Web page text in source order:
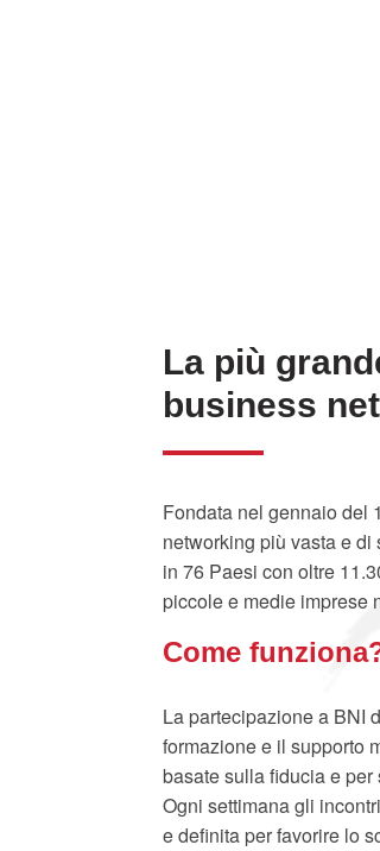
La più
business
Fondata nel gennaio del
networking più vasta e
in 76 Paesi con oltre
piccole e medie imprese
Come
La partecipazione a BNI
formazione e il supporto
basate sulla fiducia e
Ogni settimana gli
e definita per favorire lo